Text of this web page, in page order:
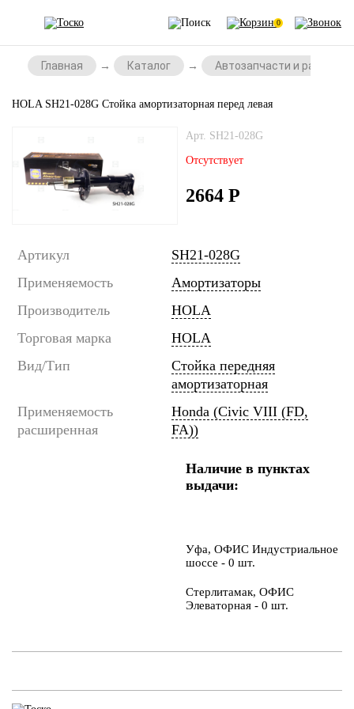
0
Главная Каталог Автозапчасти и
HOLA SH21-028G Стойка амортизаторная перед левая
Арт. SH21-028G
Отсутствует
2664 Р
Артикул
SH21-028G
Применяемость
Амортизаторы
Производитель
HOLA
Торговая марка
HOLA
Вид/Тип
Стойка передняя
амортизаторная
Применяемость
расширенная
Honda (Civic VIII (FD,
FA))
Наличие в пунктах
выдачи:
Уфа, ОФИС Индустриальное
шоссе - 0 шт.
Стерлитамак, ОФИС
Элеваторная - 0 шт.